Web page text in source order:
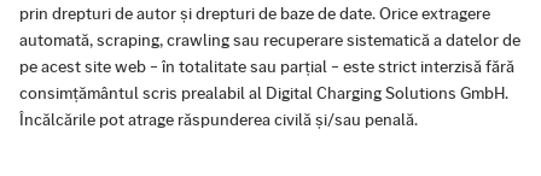
prin drepturi de autor și drepturi de baze de date. Orice extragere
automată, scraping, crawling sau recuperare sistematică a datelor de
pe acest site web – în totalitate sau parțial – este strict interzisă fără
consimțământul scris prealabil al Digital Charging Solutions GmbH.
Încălcările pot atrage răspunderea civilă și/sau penală.